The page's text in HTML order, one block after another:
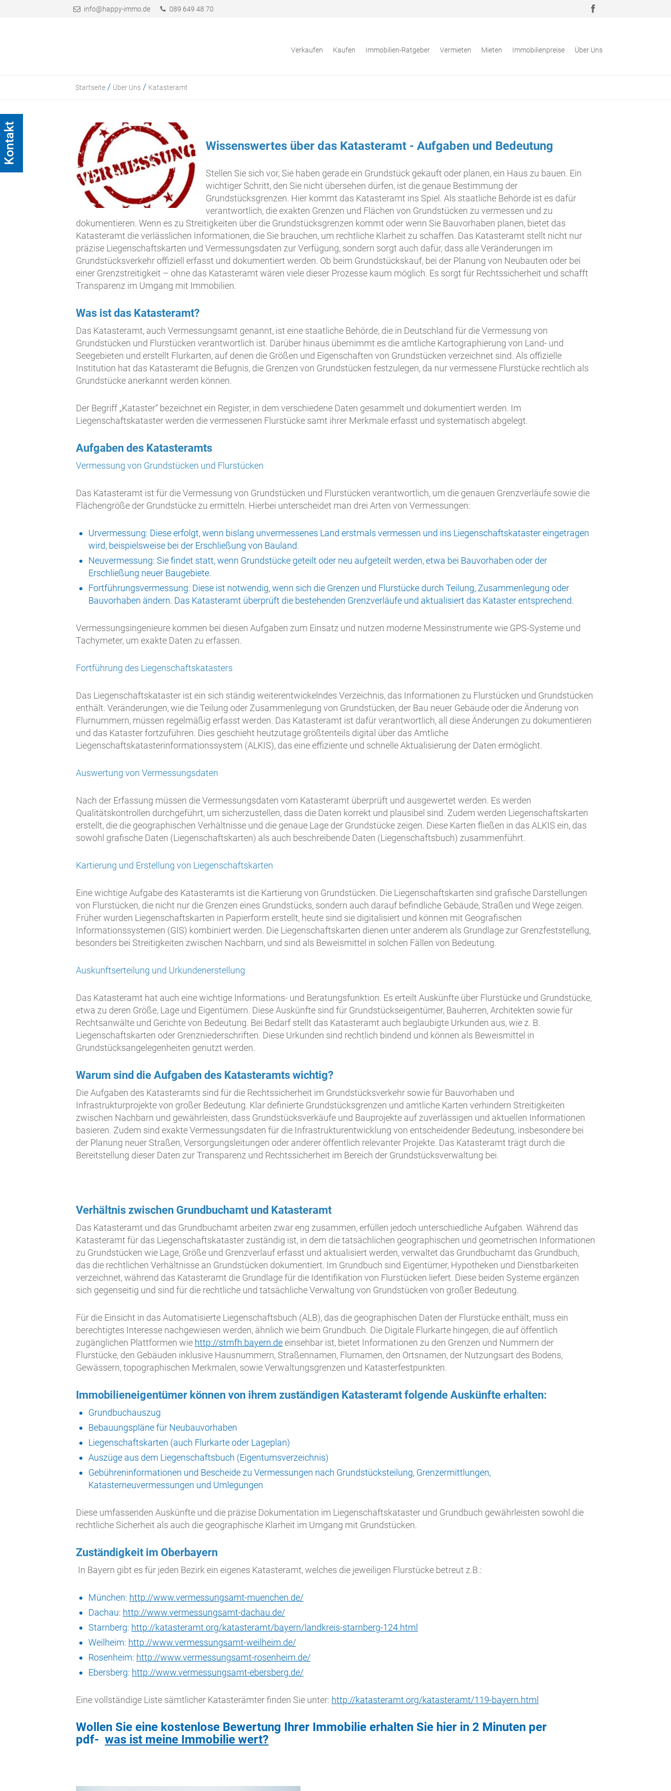
info@happy-immo.de 089 649 48 70
Verkaufen Kaufen Immobilien-Ratgeber Vermieten Mieten Immobilienpreise Über Uns
Startseite / Über Uns / Katasteramt
Wissenswertes über das Katasteramt - Aufgaben und Bedeutung
Stellen Sie sich vor, Sie haben gerade ein Grundstück gekauft oder planen, ein Haus zu bauen. Ein
wichtiger Schritt, den Sie nicht übersehen dürfen, ist die genaue Bestimmung der
Grundstücksgrenzen. Hier kommt das Katasteramt ins Spiel. Als staatliche Behörde ist es dafür
verantwortlich, die exakten Grenzen und Flächen von Grundstücken zu vermessen und zu
dokumentieren. Wenn es zu Streitigkeiten über die Grundstücksgrenzen kommt oder wenn Sie Bauvorhaben planen, bietet das
Katasteramt die verlässlichen Informationen, die Sie brauchen, um rechtliche Klarheit zu schaffen. Das Katasteramt stellt nicht nur
präzise Liegenschaftskarten und Vermessungsdaten zur Verfügung, sondern sorgt auch dafür, dass alle Veränderungen im
Grundstücksverkehr offiziell erfasst und dokumentiert werden. Ob beim Grundstückskauf, bei der Planung von Neubauten oder bei
einer Grenzstreitigkeit – ohne das Katasteramt wären viele dieser Prozesse kaum möglich. Es sorgt für Rechtssicherheit und schafft
Transparenz im Umgang mit Immobilien.
Was ist das Katasteramt?
Das Katasteramt, auch Vermessungsamt genannt, ist eine staatliche Behörde, die in Deutschland für die Vermessung von
Grundstücken und Flurstücken verantwortlich ist. Darüber hinaus übernimmt es die amtliche Kartographierung von Land- und
Seegebieten und erstellt Flurkarten, auf denen die Größen und Eigenschaften von Grundstücken verzeichnet sind. Als offizielle
Institution hat das Katasteramt die Befugnis, die Grenzen von Grundstücken festzulegen, da nur vermessene Flurstücke rechtlich als
Grundstücke anerkannt werden können.
Der Begriff „Kataster“ bezeichnet ein Register, in dem verschiedene Daten gesammelt und dokumentiert werden. Im
Liegenschaftskataster werden die vermessenen Flurstücke samt ihrer Merkmale erfasst und systematisch abgelegt.
Aufgaben des Katasteramts
Vermessung von Grundstücken und Flurstücken
Das Katasteramt ist für die Vermessung von Grundstücken und Flurstücken verantwortlich, um die genauen Grenzverläufe sowie die
Flächengröße der Grundstücke zu ermitteln. Hierbei unterscheidet man drei Arten von Vermessungen:
Urvermessung: Diese erfolgt, wenn bislang unvermessenes Land erstmals vermessen und ins Liegenschaftskataster eingetragen
wird, beispielsweise bei der Erschließung von Bauland.
Neuvermessung: Sie findet statt, wenn Grundstücke geteilt oder neu aufgeteilt werden, etwa bei Bauvorhaben oder der
Erschließung neuer Baugebiete.
Fortführungsvermessung: Diese ist notwendig, wenn sich die Grenzen und Flurstücke durch Teilung, Zusammenlegung oder
Bauvorhaben ändern. Das Katasteramt überprüft die bestehenden Grenzverläufe und aktualisiert das Kataster entsprechend.
Vermessungsingenieure kommen bei diesen Aufgaben zum Einsatz und nutzen moderne Messinstrumente wie GPS-Systeme und
Tachymeter, um exakte Daten zu erfassen.
Fortführung des Liegenschaftskatasters
Das Liegenschaftskataster ist ein sich ständig weiterentwickelndes Verzeichnis, das Informationen zu Flurstücken und Grundstücken
enthält. Veränderungen, wie die Teilung oder Zusammenlegung von Grundstücken, der Bau neuer Gebäude oder die Änderung von
Flurnummern, müssen regelmäßig erfasst werden. Das Katasteramt ist dafür verantwortlich, all diese Änderungen zu dokumentieren
und das Kataster fortzuführen. Dies geschieht heutzutage größtenteils digital über das Amtliche
Liegenschaftskatasterinformationssystem (ALKIS), das eine effiziente und schnelle Aktualisierung der Daten ermöglicht.
Auswertung von Vermessungsdaten
Nach der Erfassung müssen die Vermessungsdaten vom Katasteramt überprüft und ausgewertet werden. Es werden
Qualitätskontrollen durchgeführt, um sicherzustellen, dass die Daten korrekt und plausibel sind. Zudem werden Liegenschaftskarten
erstellt, die die geographischen Verhältnisse und die genaue Lage der Grundstücke zeigen. Diese Karten fließen in das ALKIS ein, das
sowohl grafische Daten (Liegenschaftskarten) als auch beschreibende Daten (Liegenschaftsbuch) zusammenführt.
Kartierung und Erstellung von Liegenschaftskarten
Eine wichtige Aufgabe des Katasteramts ist die Kartierung von Grundstücken. Die Liegenschaftskarten sind grafische Darstellungen
von Flurstücken, die nicht nur die Grenzen eines Grundstücks, sondern auch darauf befindliche Gebäude, Straßen und Wege zeigen.
Früher wurden Liegenschaftskarten in Papierform erstellt, heute sind sie digitalisiert und können mit Geografischen
Informationssystemen (GIS) kombiniert werden. Die Liegenschaftskarten dienen unter anderem als Grundlage zur Grenzfeststellung,
besonders bei Streitigkeiten zwischen Nachbarn, und sind als Beweismittel in solchen Fällen von Bedeutung.
Auskunftserteilung und Urkundenerstellung
Das Katasteramt hat auch eine wichtige Informations- und Beratungsfunktion. Es erteilt Auskünfte über Flurstücke und Grundstücke,
etwa zu deren Größe, Lage und Eigentümern. Diese Auskünfte sind für Grundstückseigentümer, Bauherren, Architekten sowie für
Rechtsanwälte und Gerichte von Bedeutung. Bei Bedarf stellt das Katasteramt auch beglaubigte Urkunden aus, wie z. B.
Liegenschaftskarten oder Grenzniederschriften. Diese Urkunden sind rechtlich bindend und können als Beweismittel in
Grundstücksangelegenheiten genutzt werden.
Warum sind die Aufgaben des Katasteramts wichtig?
Die Aufgaben des Katasteramts sind für die Rechtssicherheit im Grundstücksverkehr sowie für Bauvorhaben und
Infrastrukturprojekte von großer Bedeutung. Klar definierte Grundstücksgrenzen und amtliche Karten verhindern Streitigkeiten
zwischen Nachbarn und gewährleisten, dass Grundstücksverkäufe und Bauprojekte auf zuverlässigen und aktuellen Informationen
basieren. Zudem sind exakte Vermessungsdaten für die Infrastrukturentwicklung von entscheidender Bedeutung, insbesondere bei
der Planung neuer Straßen, Versorgungsleitungen oder anderer öffentlich relevanter Projekte. Das Katasteramt trägt durch die
Bereitstellung dieser Daten zur Transparenz und Rechtssicherheit im Bereich der Grundstücksverwaltung bei.
Verhältnis zwischen Grundbuchamt und Katasteramt
Das Katasteramt und das Grundbuchamt arbeiten zwar eng zusammen, erfüllen jedoch unterschiedliche Aufgaben. Während das
Katasteramt für das Liegenschaftskataster zuständig ist, in dem die tatsächlichen geographischen und geometrischen Informationen
zu Grundstücken wie Lage, Größe und Grenzverlauf erfasst und aktualisiert werden, verwaltet das Grundbuchamt das Grundbuch,
das die rechtlichen Verhältnisse an Grundstücken dokumentiert. Im Grundbuch sind Eigentümer, Hypotheken und Dienstbarkeiten
verzeichnet, während das Katasteramt die Grundlage für die Identifikation von Flurstücken liefert. Diese beiden Systeme ergänzen
sich gegenseitig und sind für die rechtliche und tatsächliche Verwaltung von Grundstücken von großer Bedeutung.
Für die Einsicht in das Automatisierte Liegenschaftsbuch (ALB), das die geographischen Daten der Flurstücke enthält, muss ein
berechtigtes Interesse nachgewiesen werden, ähnlich wie beim Grundbuch. Die Digitale Flurkarte hingegen, die auf öffentlich
zugänglichen Plattformen wie http://stmfh.bayern.deeinsehbar ist, bietet Informationen zu den Grenzen und Nummern der
Flurstücke, den Gebäuden inklusive Hausnummern, Straßennamen, Flurnamen, den Ortsnamen, der Nutzungsart des Bodens,
Gewässern, topographischen Merkmalen, sowie Verwaltungsgrenzen und Katasterfestpunkten.
Immobilieneigentümer können von ihrem zuständigen Katasteramt folgende Auskünfte erhalten:
Grundbuchauszug
Bebauungspläne für Neubauvorhaben
Liegenschaftskarten (auch Flurkarte oder Lageplan)
Auszüge aus dem Liegenschaftsbuch (Eigentumsverzeichnis)
Gebühreninformationen und Bescheide zu Vermessungen nach Grundstücksteilung, Grenzermittlungen,
Katasterneuvermessungen und Umlegungen
Diese umfassenden Auskünfte und die präzise Dokumentation im Liegenschaftskataster und Grundbuch gewährleisten sowohl die
rechtliche Sicherheit als auch die geographische Klarheit im Umgang mit Grundstücken.
Zuständigkeit im Oberbayern
In Bayern gibt es für jeden Bezirk ein eigenes Katasteramt, welches die jeweiligen Flurstücke betreut z.B.:
München: http://www.vermessungsamt-muenchen.de/
Dachau: http://www.vermessungsamt-dachau.de/
Starnberg: http://katasteramt.org/katasteramt/bayern/landkreis-starnberg-124.html
Weilheim: http://www.vermessungsamt-weilheim.de/
Rosenheim: http://www.vermessungsamt-rosenheim.de/
Ebersberg: http://www.vermessungsamt-ebersberg.de/
Eine vollständige Liste sämtlicher Katasterämter finden Sie unter: http://katasteramt.org/katasteramt/119-bayern.html
Wollen Sie eine kostenlose Bewertung Ihrer Immobilie erhalten Sie hier in 2 Minuten per
pdf- was ist meine Immobilie wert?
Kontakt